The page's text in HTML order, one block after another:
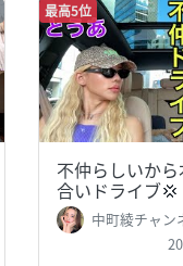
最高5位
不仲らしいか
合いドライブ💢
中町綾チャン